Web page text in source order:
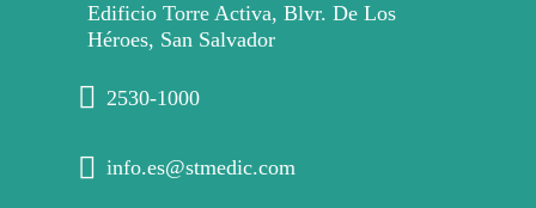
Edificio Torre Activa, Blvr. De Los
Héroes, San Salvador
2530-1000
info.es@stmedic.com